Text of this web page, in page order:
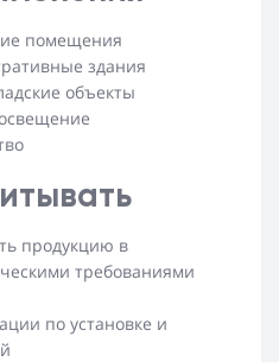
помещения
здания
объекты
продукцию в
требованиями
по установке и